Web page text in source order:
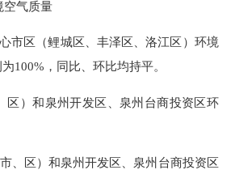
空气质量
市区（鲤城区、丰泽区、洛江区）环境
100%，同比、环比均持平。
区）和泉州开发区、泉州台商投资区环
、区）和泉州开发区、泉州台商投资区